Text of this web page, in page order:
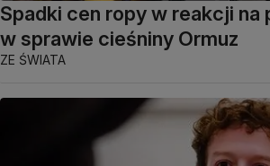
Spadki cen ropy w reakcji na
w sprawie cieśniny Ormuz
ZE ŚWIATA